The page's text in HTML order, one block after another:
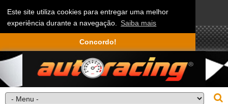
Este site utiliza cookies para entregar uma melhor
experiência durante a navegação. Saiba mais
Concordo!